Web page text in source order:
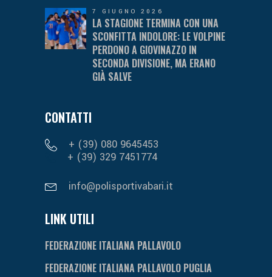
7 GIUGNO 2026
LA STAGIONE TERMINA CON UNA
SCONFITTA INDOLORE: LE VOLPINE
PERDONO A GIOVINAZZO IN
SECONDA DIVISIONE, MA ERANO
GIÀ SALVE
CONTATTI
+ (39) 080 9645453
+ (39) 329 7451774
info@polisportivabari.it
LINK UTILI
FEDERAZIONE ITALIANA PALLAVOLO
FEDERAZIONE ITALIANA PALLAVOLO PUGLIA